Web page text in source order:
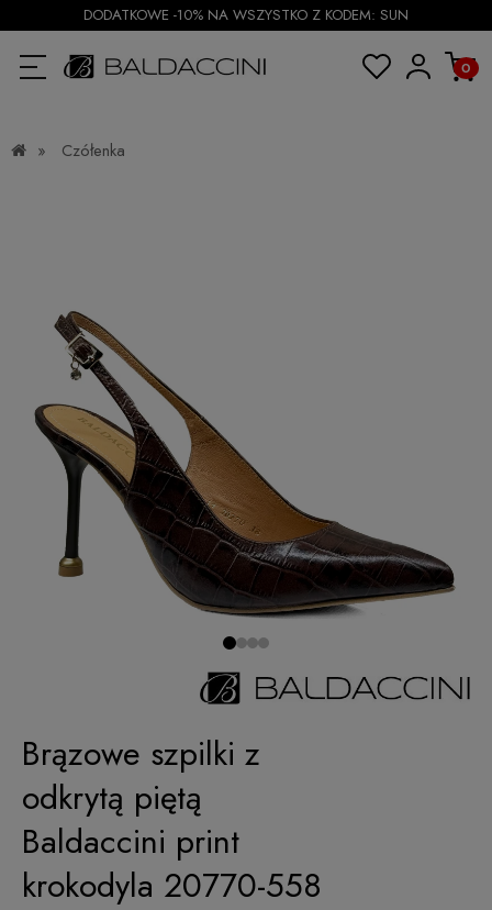
DODATKOWE -10% NA WSZYSTKO Z KODEM: SUN
» Czółenka
Brązowe szpilki z
odkrytą piętą
Baldaccini print
krokodyla 20770-558